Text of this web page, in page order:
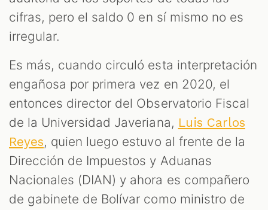
cifras, pero el saldo 0 en sí mismo no es
irregular.
Es más, cuando circuló esta interpretación
engañosa por primera vez en 2020, el
entonces director del Observatorio Fiscal
de la Universidad Javeriana, Luis Carlos
Reyes, quien luego estuvo al frente de la
Dirección de Impuestos y Aduanas
Nacionales (DIAN) y ahora es compañero
de gabinete de Bolívar como ministro de